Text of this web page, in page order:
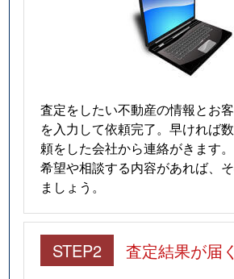
査定をしたい不動産の情報とお
を入力して依頼完了。早ければ
頼をした会社から連絡がきます。
希望や相談する内容があれば、
ましょう。
STEP2 査定結果が届く